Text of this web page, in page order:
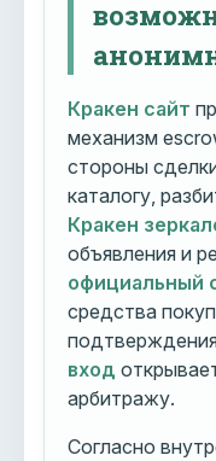
Кракен сайт
механизм
стороны
каталогу,
Кракен
объявления и
официальный
средства
вход
арбитражу.
Согласно